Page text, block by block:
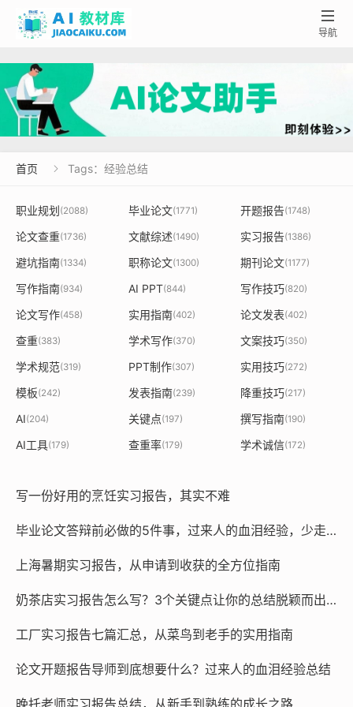

导航
首页  Tags：经验总结
职业规划(2088) 毕业论文(1771) 开题报告(1748)
论文查重(1736) 文献综述(1490) 实习报告(1386)
避坑指南(1334) 职称论文(1300) 期刊论文(1177)
写作指南(934) AI PPT(844) 写作技巧(820)
论文写作(458) 实用指南(402) 论文发表(402)
查重(383) 学术写作(370) 文案技巧(350)
学术规范(319) PPT制作(307) 实用技巧(272)
模板(242) 发表指南(239) 降重技巧(217)
AI(204) 关键点(197) 撰写指南(190)
AI工具(179) 查重率(179) 学术诚信(172)
写一份好用的烹饪实习报告，其实不难
毕业论文答辩前必做的5件事，过来人的血泪经验，少走弯路！
上海暑期实习报告，从申请到收获的全方位指南
奶茶店实习报告怎么写？3个关键点让你的总结脱颖而出！
工厂实习报告七篇汇总，从菜鸟到老手的实用指南
论文开题报告导师到底想要什么？过来人的血泪经验总结
晚托老师实习报告总结，从新手到熟练的成长之路